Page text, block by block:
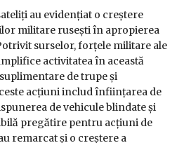
au evidențiat o creștere
militare rusești în apropierea
surselor, forțele militare ale
activitatea în această
de trupe și
acțiuni includ înființarea de
de vehicule blindate și
pregătire pentru acțiuni de
remarcat și o creștere a